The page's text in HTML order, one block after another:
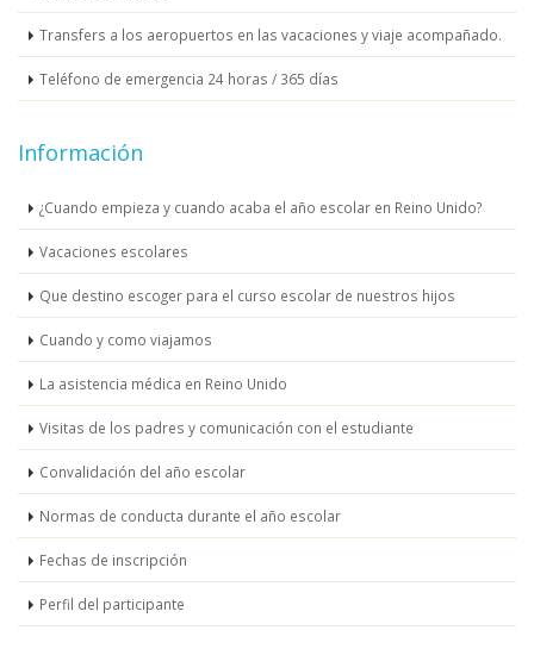
Transfers a los aeropuertos en las vacaciones y viaje acompañado.
Teléfono de emergencia 24 horas / 365 días
Información
¿Cuando empieza y cuando acaba el año escolar en Reino Unido?
Vacaciones escolares
Que destino escoger para el curso escolar de nuestros hijos
Cuando y como viajamos
La asistencia médica en Reino Unido
Visitas de los padres y comunicación con el estudiante
Convalidación del año escolar
Normas de conducta durante el año escolar
Fechas de inscripción
Perfil del participante